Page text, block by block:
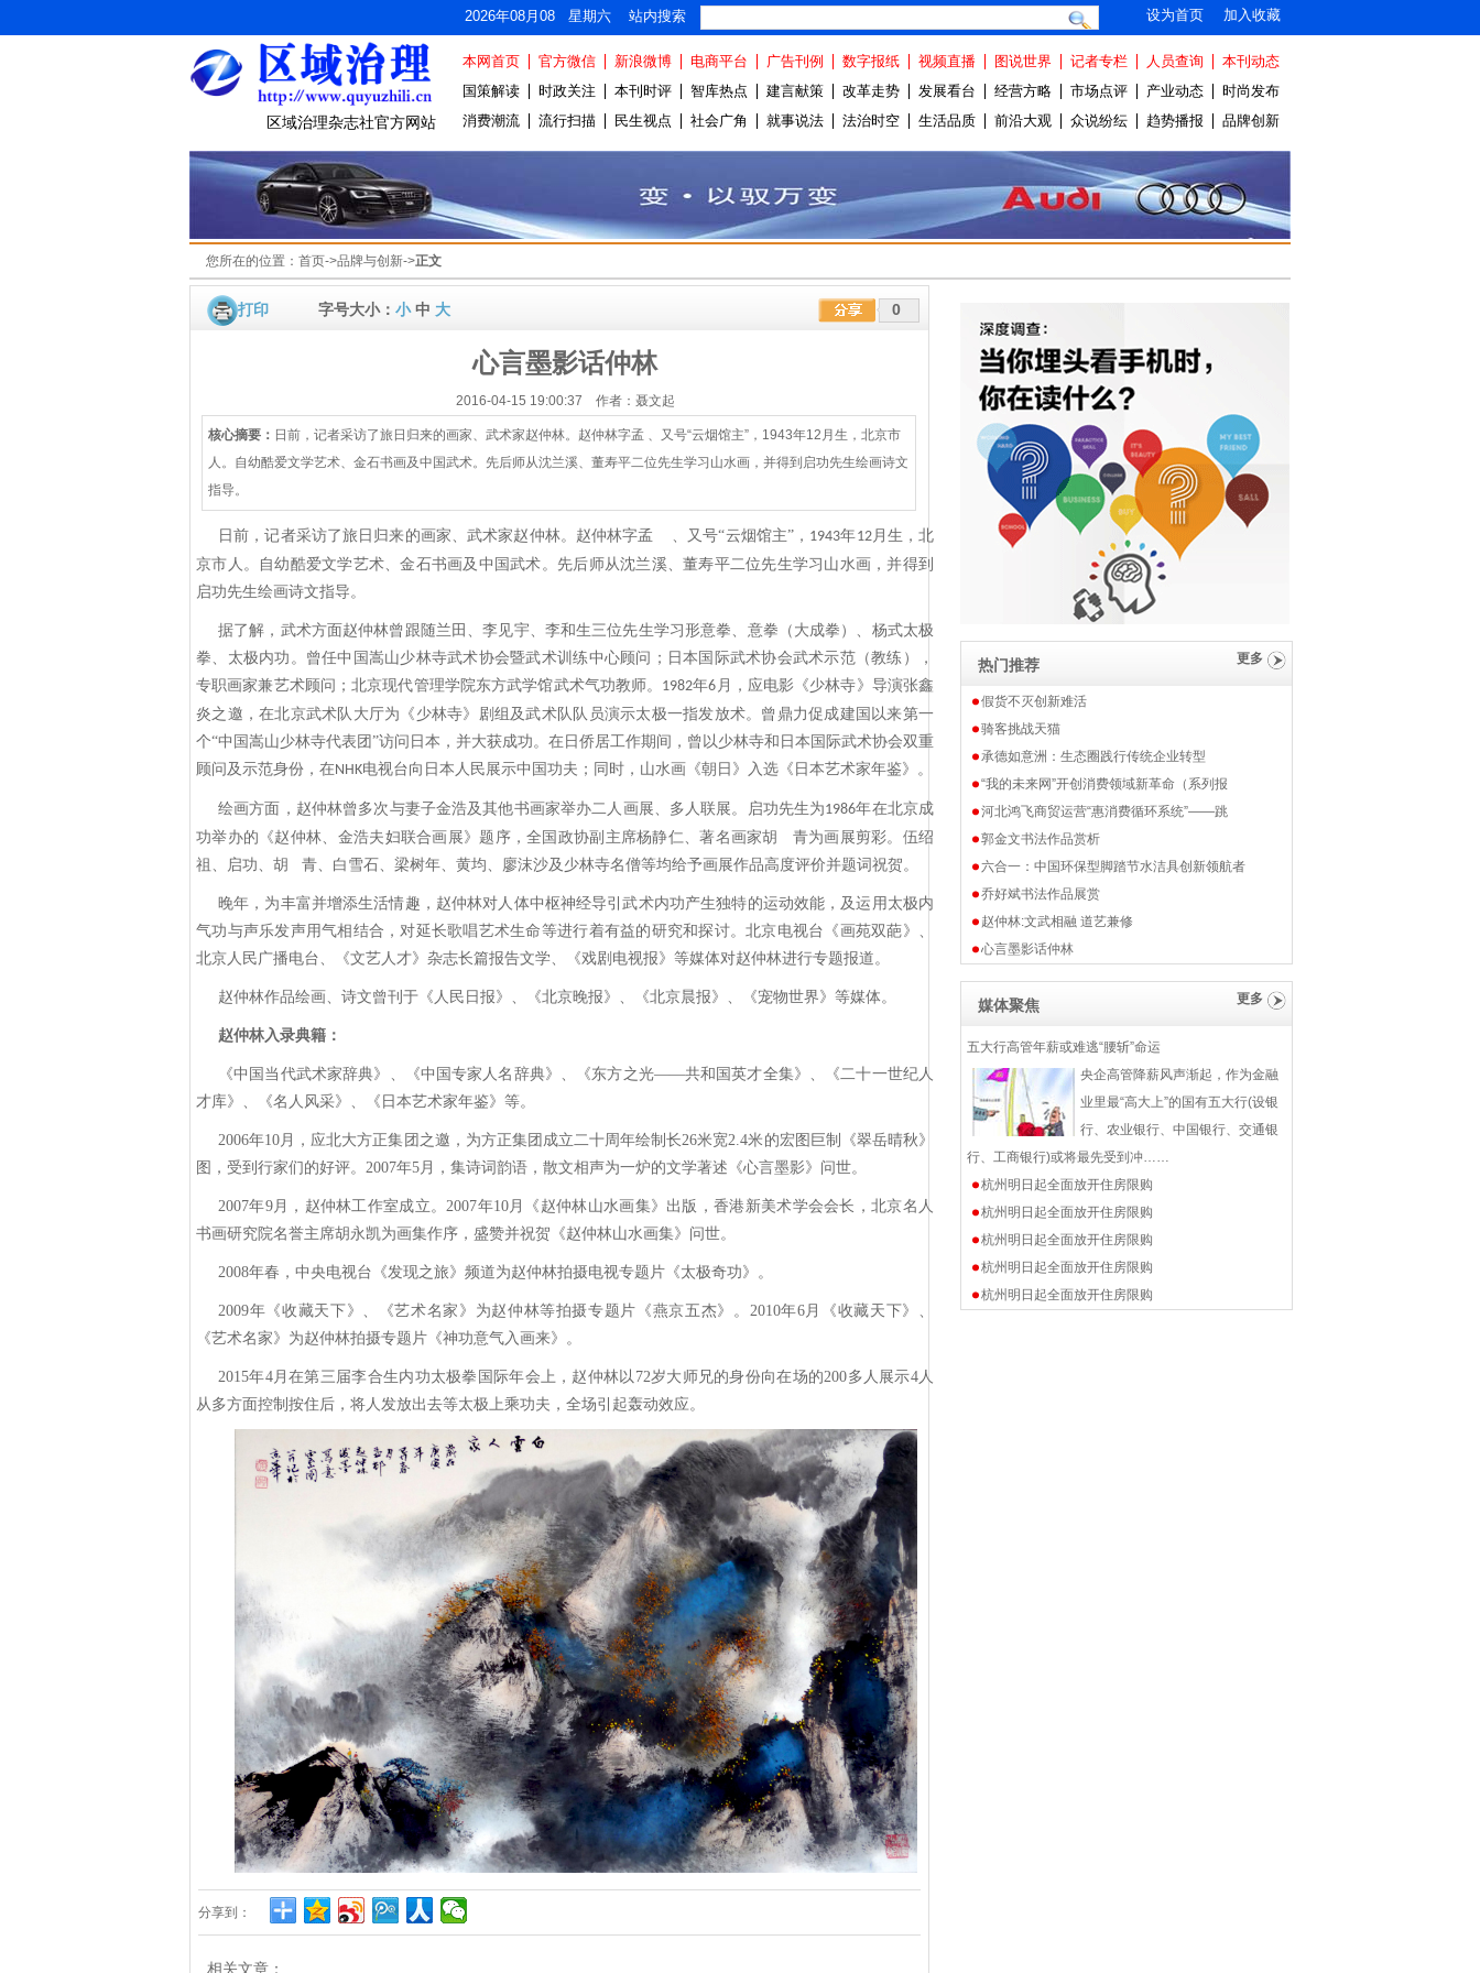
2026年08月08 星期六 站内搜索 加入收藏
设为首页
区域治理杂志社官方网站
本网首页 官方微信 新浪微博 电商平台 广告刊例 数字报纸 视频直播 图说世界 记者专栏 人员查询
本刊动态
国策解读
时政关注 本刊时评 智库热点 建言献策 改革走势 发展看台 经营方略 市场点评 产业动态
时尚发布
消费潮流
流行扫描 民生视点 社会广角 就事说法 法治时空 生活品质 前沿大观 众说纷纭 趋势播报 品牌创新
您所在的位置： 首页->品牌与创新->正文
打印 字号大小： 小中 大 0
心言墨影话仲林
2016-04-15 19:00:37 作者：聂文起
核心摘要： 日前，记者采访了旅日归来的画家、武术家赵仲林。赵仲林字孟 、又号“云烟馆主”，1943年12月生，北京市
人。自幼酷爱文学艺术、金石书画及中国武术。先后师从沈兰溪、董寿平二位先生学习山水画，并得到启功先生绘画诗文
指导。
日前，记者采访了旅日归来的画家、武术家赵仲林。赵仲林字孟 、又号“云烟馆主”， 1943年12月生，北
京市人。自幼酷爱文学艺术、金石书画及中国武术。先后师从沈兰溪、董寿平二位先生学习山水画，并得到
启功先生绘画诗文指导。
据了解，武术方面赵仲林曾跟随兰田、李见宇、李和生三位先生学习形意拳、意拳（大成拳）、杨式太极
拳、太极内功。曾任中国嵩山少林寺武术协会暨武术训练中心顾问；日本国际武术协会武术示范（教练），
专职画家兼艺术顾问；北京现代管理学院东方武学馆武术气功教师。 1982年6 月，应电影《少林寺》导演张鑫
炎之邀，在北京武术队大厅为《少林寺》剧组及武术队队员演示太极一指发放术。曾鼎力促成建国以来第一
个“中国嵩山少林寺代表团”访问日本，并大获成功。在日侨居工作期间，曾以少林寺和日本国际武术协会双重
顾问及示范身份，在NHK电视台向日本人民展示中国功夫；同时，山水画《朝日》入选《日本艺术家年鉴》。
绘画方面，赵仲林曾多次与妻子金浩及其他书画家举办二人画展、多人联展。启功先生为1986年在北京成
功举办的《赵仲林、金浩夫妇联合画展》题序，全国政协副主席杨静仁、著名画家胡 青为画展剪彩。伍绍
祖、启功、胡 青、白雪石、梁树年、黄均、廖沫沙及少林寺名僧等均给予画展作品高度评价并题词祝贺。
晚年，为丰富并增添生活情趣，赵仲林对人体中枢神经导引武术内功产生独特的运动效能，及运用太极内
气功与声乐发声用气相结合，对延长歌唱艺术生命等进行着有益的研究和探讨。北京电视台《画苑双葩》、
北京人民广播电台、《文艺人才》杂志长篇报告文学、《戏剧电视报》等媒体对赵仲林进行专题报道。
赵仲林作品绘画、诗文曾刊于《人民日报》、《北京晚报》、《北京晨报》、《宠物世界》等媒体。
赵仲林入录典籍：
《中国当代武术家辞典》、《中国专家人名辞典》、《东方之光——共和国英才全集》、《二十一世纪人
才库》、《名人风采》、《日本艺术家年鉴》等。
2006年10月，应北大方正集团之邀，为方正集团成立二十周年绘制长26米宽2.4米的宏图巨制《翠岳晴秋》
图，受到行家们的好评。2007年5月，集诗词韵语，散文相声为一炉的文学著述《心言墨影》问世。
2007年9月，赵仲林工作室成立。2007年10月《赵仲林山水画集》出版，香港新美术学会会长，北京名人
书画研究院名誉主席胡永凯为画集作序，盛赞并祝贺《赵仲林山水画集》问世。
2008年春，中央电视台《发现之旅》频道为赵仲林拍摄电视专题片《太极奇功》。
2009年《收藏天下》、《艺术名家》为赵仲林等拍摄专题片《燕京五杰》。2010年6月《收藏天下》、
《艺术名家》为赵仲林拍摄专题片《神功意气入画来》。
2015年4月在第三届李合生内功太极拳国际年会上，赵仲林以72岁大师兄的身份向在场的200多人展示4人
从多方面控制按住后，将人发放出去等太极上乘功夫，全场引起轰动效应。
分享到：
相关文章：
热门推荐 更多
假货不灭创新难活
骑客挑战天猫
承德如意洲：生态圈践行传统企业转型
“我的未来网”开创消费领域新革命（系列报
河北鸿飞商贸运营“惠消费循环系统”——跳
郭金文书法作品赏析
六合一：中国环保型脚踏节水洁具创新领航者
乔好斌书法作品展赏
赵仲林:文武相融 道艺兼修
心言墨影话仲林
媒体聚焦 更多
五大行高管年薪或难逃“腰斩”命运
央企高管降薪风声渐起，作为金融
业里最“高大上”的国有五大行(设银
行、农业银行、中国银行、交通银
行、工商银行)或将最先受到冲……
杭州明日起全面放开住房限购
杭州明日起全面放开住房限购
杭州明日起全面放开住房限购
杭州明日起全面放开住房限购
杭州明日起全面放开住房限购